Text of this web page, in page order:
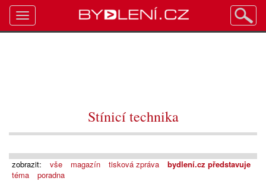
Stínicí technika
zobrazit: vše magazín tisková zpráva
bydlení.cz představuje
téma
poradna
Toggle
navigation